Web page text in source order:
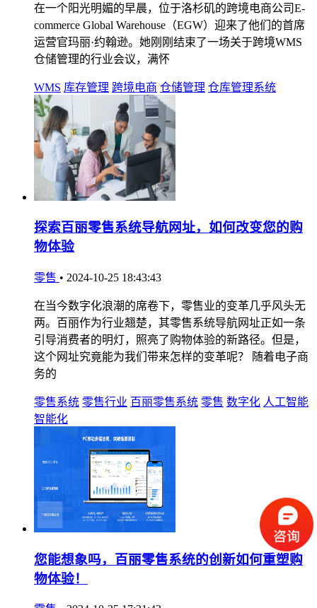
在一个阳光明媚的早晨，位于洛杉矶的跨境电商公司E-
commerce Global Warehouse（EGW）迎来了他们的首席
运营官玛丽·约翰逊。她刚刚结束了一场关于跨境WMS
仓储管理的行业会议，满怀
WMS 库存管理 跨境电商 仓储管理 仓库管理系统
探索百丽零售系统导航网址，如何改变您的购
物体验
零售 • 2024-10-25 18:43:43
在当今数字化浪潮的席卷下，零售业的变革几乎风头无
两。百丽作为行业翘楚，其零售系统导航网址正如一条
引导消费者的明灯，照亮了购物体验的新路径。但是，
这个网址究竟能为我们带来怎样的变革呢？ 随着电子商
务的
零售系统 零售行业 百丽零售系统 零售 数字化 人工智能
智能化
您能想象吗，百丽零售系统的创新如何重塑购
物体验！